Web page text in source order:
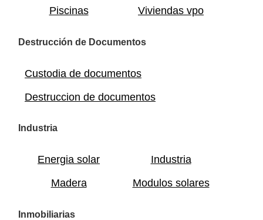
Piscinas
Viviendas vpo
Destrucción de Documentos
Custodia de documentos
Destruccion de documentos
Industria
Energia solar
Industria
Madera
Modulos solares
Inmobiliarias